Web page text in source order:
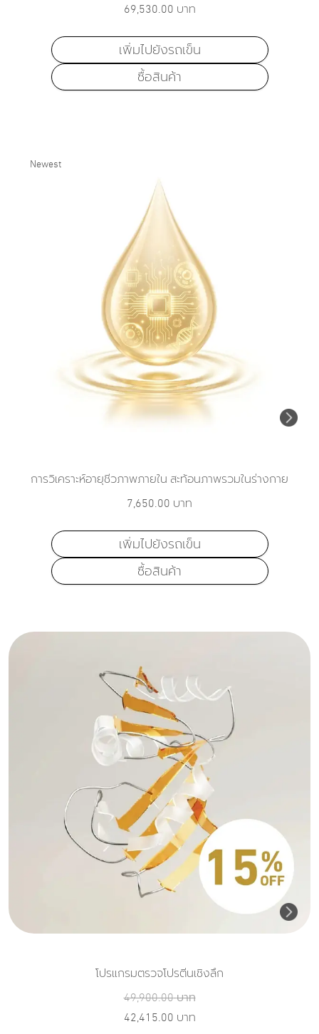
69,530.00 บาท
เพิ่มไปยังรถเข็น
ซื้อสินค้า
Newest
การวิเคราะห์อายุชีวภาพภายใน สะท้อนภาพรวมในร่างกาย
7,650.00 บาท
เพิ่มไปยังรถเข็น
ซื้อสินค้า
โปรแกรมตรวจโปรตีนเชิงลึก
49,900.00 บาท
42,415.00 บาท